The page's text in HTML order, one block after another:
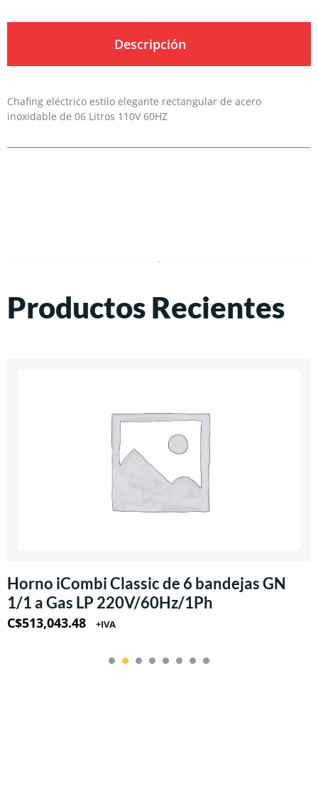
Descripción
Chafing eléctrico estilo elegante rectangular de acero
inoxidable de 06 Litros 110V 60HZ
Productos Recientes
Horno iCombi Classic de 6 bandejas GN
1/1 a Gas LP 220V/60Hz/1Ph
C$513,043.48 +IVA